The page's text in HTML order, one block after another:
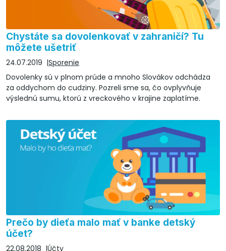
Chystáte sa dovolenkovať v zahraničí? Tu
môžete ušetriť
24.07.2019
Sporenie
Dovolenky sú v plnom prúde a mnoho Slovákov odchádza
za oddychom do cudziny. Pozreli sme sa, čo ovplyvňuje
výslednú sumu, ktorú z vreckového v krajine zaplatíme.
Prečo by dieťa malo mať v banke detský
účet?
22.08.2018 Účty